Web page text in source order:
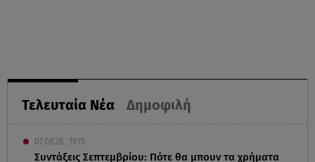
Τελευταία Νέα Δημοφιλή
07.08.26 , 19:15
Συντάξεις Σεπτεμβρίου: Πότε θα μπουν τα χρήματα